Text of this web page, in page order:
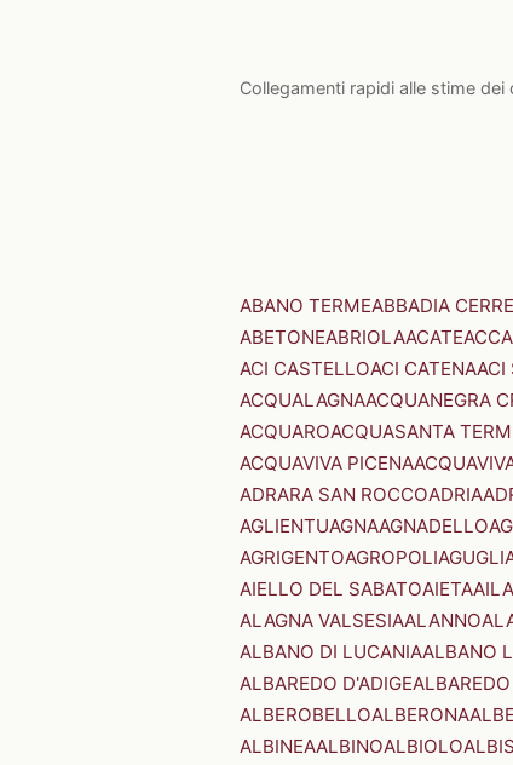
Collegamenti rapidi alle stime
ABANO TERMEABBADIA
ABETONEABRIOLAACATE
ACI CASTELLOACI CATENAACI
ACQUALAGNAACQUANEGRA
ACQUAROACQUASANTA
ACQUAVIVA PICENA
ADRARA SAN ROCCOADRIA
AGLIENTUAGNAAGNADELLO
AGRIGENTOAGROPOLI
AIELLO DEL SABATOAIETA
ALAGNA VALSESIAALANNO
ALBANO DI LUCANIAALBANO
ALBAREDO D'ADIGE
ALBEROBELLOALBERONA
ALBINEAALBINOALBIOLO